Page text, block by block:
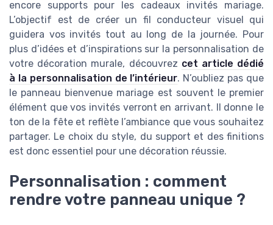
encore supports pour les cadeaux invités mariage.
L’objectif est de créer un fil conducteur visuel qui
guidera vos invités tout au long de la journée. Pour
plus d’idées et d’inspirations sur la personnalisation de
votre décoration murale, découvrez cet article dédié
à la personnalisation de l’intérieur. N’oubliez pas que
le panneau bienvenue mariage est souvent le premier
élément que vos invités verront en arrivant. Il donne le
ton de la fête et reflète l’ambiance que vous souhaitez
partager. Le choix du style, du support et des finitions
est donc essentiel pour une décoration réussie.
Personnalisation : comment
rendre votre panneau unique ?